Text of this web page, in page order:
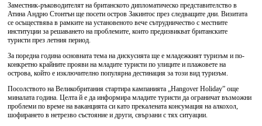
Заместник-ръководителят на британското дипломатическо представителство в
Атина Андрю Стонтън ще посети остров Закинтос през следващите дни. Визитата
се осъществява в рамките на установеното вече сътрудничество с местните
институции за решаването на проблемите, които предизвикват британските
туристи през летния период.
За поредна година основната тема на дискусията ще е младежкият туризъм и по-
конкретно крайните прояви на младите туристи по улиците и плажовете на
острова, който е изключително популярна дестинация за този вид туризъм.
Посолството на Великобритания стартира кампанията „Hangover Holiday” още
миналата година. Целта й е да информира младите туристи да ограничат възможни
проблеми по време на ваканцията си като прекалената консумация на алкохол,
шофирането в нетрезво състояние и други, свързани с тях ситуации.